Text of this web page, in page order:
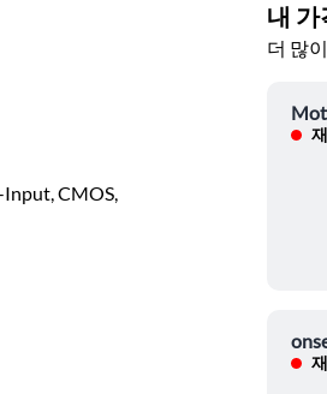
Input, CMOS,
내 가
더 많